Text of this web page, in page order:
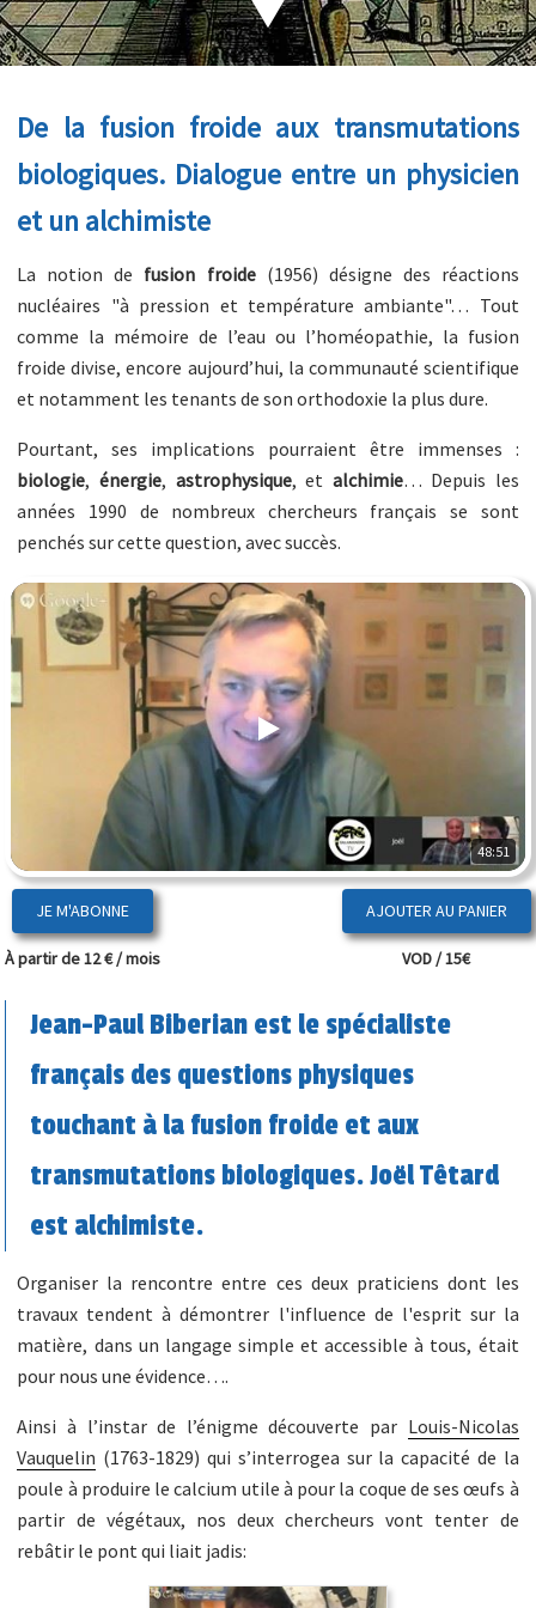
De la fusion froide aux transmutations
biologiques. Dialogue entre un physicien
et un alchimiste
La notion de fusion froide(1956) désigne des réactions
nucléaires "à pression et température ambiante"… Tout
comme la mémoire de l’eau ou l’homéopathie, la fusion
froide divise, encore aujourd’hui, la communauté scientifique
et notamment les tenants de son orthodoxie la plus dure.
Pourtant, ses implications pourraient être immenses :
biologie, énergie, astrophysique, et alchimie… Depuis les
années 1990 de nombreux chercheurs français se sont
penchés sur cette question, avec succès.
48:51
JE M'ABONNE
À partir de 12 € / mois VOD / 15€
Jean-Paul Biberian est le spécialiste
français des questions physiques
touchant à la fusion froide et aux
transmutations biologiques. Joël Têtard
est alchimiste.
Organiser la rencontre entre ces deux praticiens dont les
travaux tendent à démontrer l'influence de l'esprit sur la
matière, dans un langage simple et accessible à tous, était
pour nous une évidence….
Ainsi à l’instar de l’énigme découverte par Louis-Nicolas
Vauquelin (1763-1829) qui s’interrogea sur la capacité de la
poule à produire le calcium utile à pour la coque de ses œufs à
partir de végétaux, nos deux chercheurs vont tenter de
rebâtir le pont qui liait jadis: